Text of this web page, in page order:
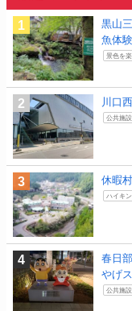
黒山
魚体
景色を
川口
公共施設
休暇
ハイキ
春日
やげ
公共施設